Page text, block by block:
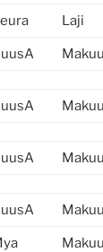
Laji
Makuu
Makuu
Makuu
Makuu
Makuu